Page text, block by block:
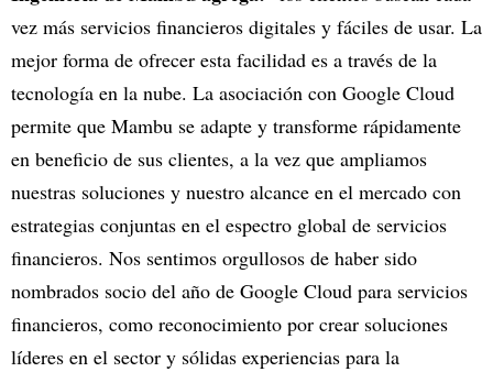
vez más servicios financieros digitales y fáciles de usar. La
mejor forma de ofrecer esta facilidad es a través de la
tecnología en la nube. La asociación con Google Cloud
permite que Mambu se adapte y transforme rápidamente
en beneficio de sus clientes, a la vez que ampliamos
nuestras soluciones y nuestro alcance en el mercado con
estrategias conjuntas en el espectro global de servicios
financieros. Nos sentimos orgullosos de haber sido
nombrados socio del año de Google Cloud para servicios
financieros, como reconocimiento por crear soluciones
líderes en el sector y sólidas experiencias para la